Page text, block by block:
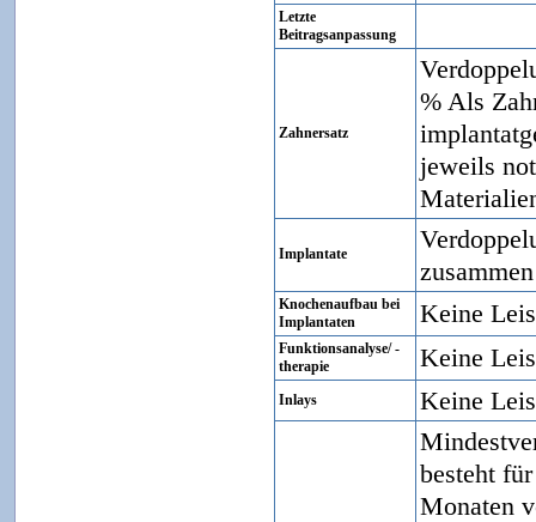
Letzte
Beitragsanpassung
Zahnersatz
% Als
jeweils
Implantate
Knochenaufbau bei
Implantaten
Keine
Funktionsanalyse/ -
therapie
Keine
Inlays Keine
besteht
Monaten